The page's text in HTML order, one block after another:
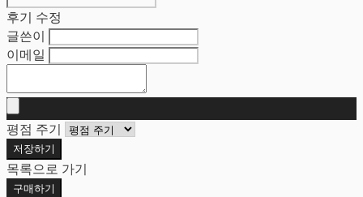
후기 수정
글쓴이
이메일
평점 주기
저장하기
목록으로 가기
구매하기